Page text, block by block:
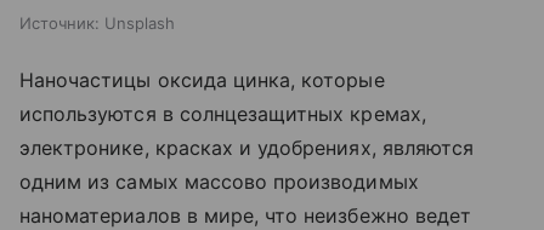
Источник: Unsplash
Наночастицы оксида цинка, которые
используются в солнцезащитных кремах,
электронике, красках и удобрениях, являются
одним из самых массово производимых
наноматериалов в мире, что неизбежно ведет